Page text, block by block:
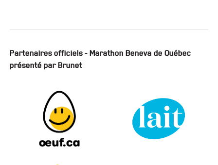
Partenaires officiels - Marathon Beneva de Québec
présenté par Brunet